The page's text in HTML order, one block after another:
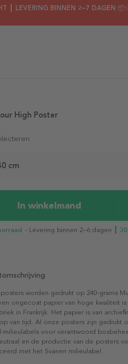
┃ LEVERING BINNEN 2–7 DAGEN
cm
In winkelmand
- Levering binnen 2–6 dagen ┃
High Poster
worden gedrukt op 240-grams
ongecoat papier van hoge kwaliteit
in Frankrijk. Het papier is van
van tijd. Al onze posters zijn gedrukt
milieulabels voor verantwoord
en de productie van de posters
met het Svanen milieulabel.